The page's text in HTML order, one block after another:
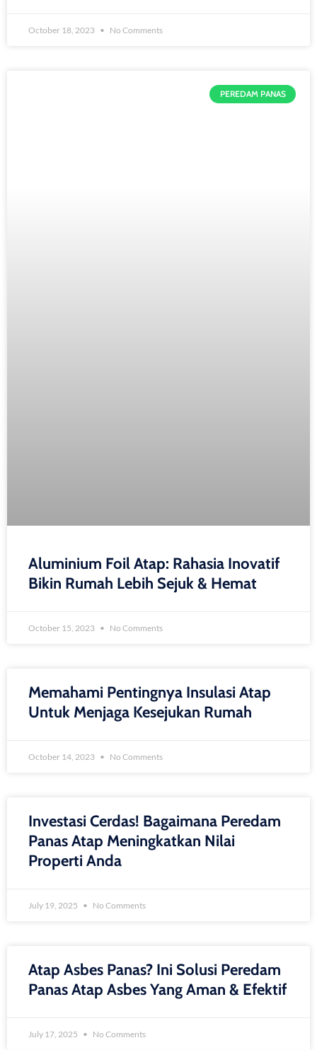
October 18, 2023 No Comments
PEREDAM PANAS
Aluminium Foil Atap: Rahasia Inovatif
Bikin Rumah Lebih Sejuk & Hemat
October 15, 2023 No Comments
Memahami Pentingnya Insulasi Atap
Untuk Menjaga Kesejukan Rumah
October 14, 2023 No Comments
Investasi Cerdas! Bagaimana Peredam
Panas Atap Meningkatkan Nilai
Properti Anda
July 19, 2025 No Comments
Atap Asbes Panas? Ini Solusi Peredam
Panas Atap Asbes Yang Aman & Efektif
July 17, 2025 No Comments